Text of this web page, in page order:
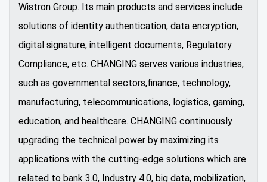
Wistron Group. Its main products and services include
solutions of identity authentication, data encryption,
digital signature, intelligent documents, Regulatory
Compliance, etc. CHANGING serves various industries,
such as governmental sectors,finance, technology,
manufacturing, telecommunications, logistics, gaming,
education, and healthcare. CHANGING continuously
upgrading the technical power by maximizing its
applications with the cutting-edge solutions which are
related to bank 3.0, Industry 4.0, big data, mobilization,